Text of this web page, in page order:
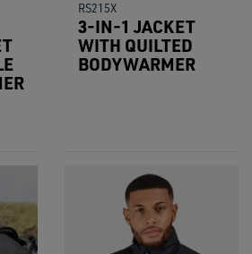
RS215X
3-IN-1 JACKET
WITH QUILTED
BODYWARMER